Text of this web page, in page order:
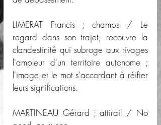
LIMERAT Francis ; champs / Le
regard dans son trajet, recouvre la
clandestinité qui subroge aux rivages
l'ampleur d'un territoire autonome ;
l'image et le mot s'accordant à réifier
leurs significations.
MARTINEAU Gérard ; attirail / No